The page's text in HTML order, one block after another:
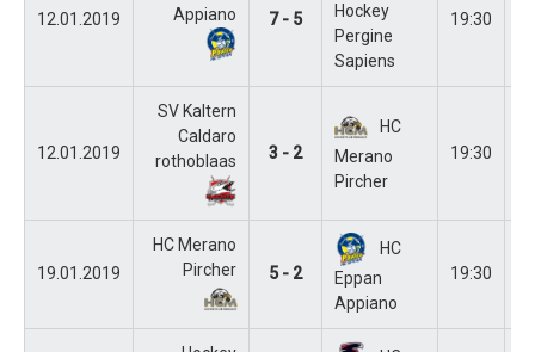
12.01.2019
Appiano
7 - 5
Hockey
Pergine
Sapiens
19:30
12.01.2019
SV Kaltern
Caldaro
rothoblaas
3 - 2
HC
Merano
Pircher
19:30
19.01.2019
HC Merano
Pircher
5 - 2
HC
Eppan
Appiano
19:30